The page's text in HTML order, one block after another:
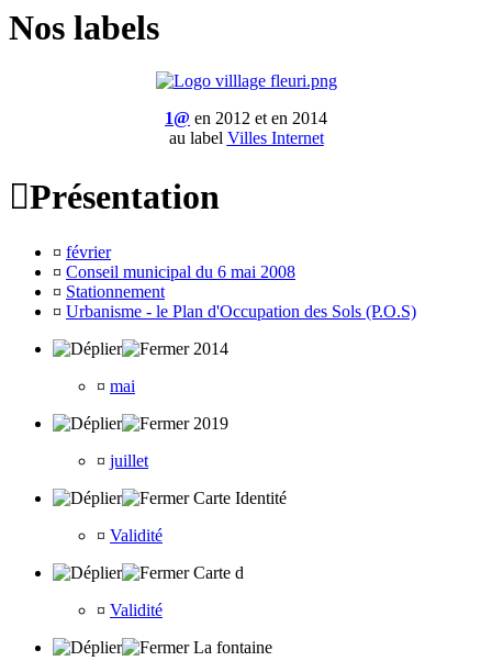
Nos labels
1@ en 2012 et en 2014
au label Villes Internet
Présentation
¤ février
¤ Conseil municipal du 6 mai 2008
¤ Stationnement
¤ Urbanisme - le Plan d'Occupation des Sols (P.O.S)
2014
¤ mai
2019
¤ juillet
Carte Identité
¤ Validité
Carte d
¤ Validité
La fontaine